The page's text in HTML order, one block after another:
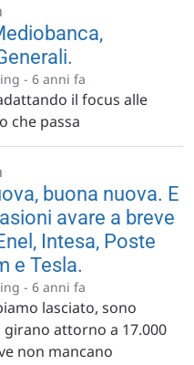
- 6 anni fa
il focus alle
che passa
buona nuova. E
avare a breve
Intesa, Poste
e Tesla.
- 6 anni fa
lasciato, sono
attorno a 17.000
non mancano